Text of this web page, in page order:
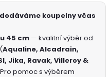
dodáváme koupelny včas
45 cm — kvalitní výběr od
Aqualine, Alcadrain,
Jika, Ravak, Villeroy &
pomoc s výběrem